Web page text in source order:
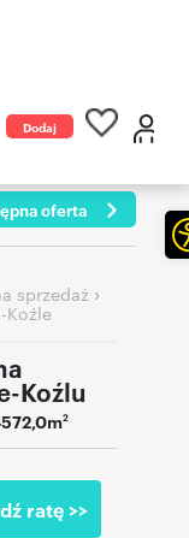
Dodaj
oferta
sprzedaż ›
Koźle
Koźlu
2
ratę >>